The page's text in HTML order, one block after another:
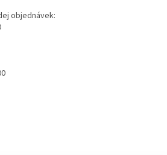
objednávek: